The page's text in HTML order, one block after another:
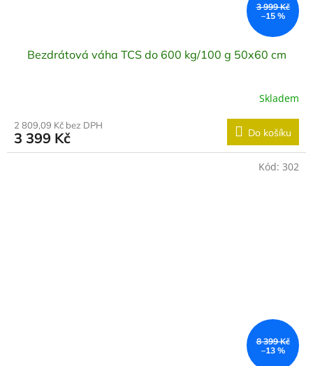
3 999 Kč
–15 %
Bezdrátová váha TCS do 600 kg/100 g 50x60 cm
Skladem
2 809,09 Kč bez DPH
3 399 Kč Do košíku
8 399 Kč
–13 %
Kód: 302